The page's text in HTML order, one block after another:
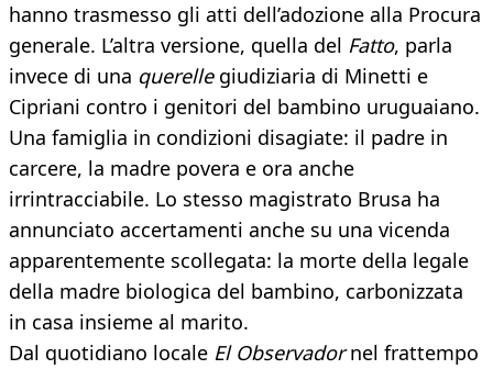
hanno trasmesso gli atti dell’adozione alla Procura
generale. L’altra versione, quella del Fatto, parla
invece di una querelle giudiziaria di Minetti e
Cipriani contro i genitori del bambino uruguaiano.
Una famiglia in condizioni disagiate: il padre in
carcere, la madre povera e ora anche
irrintracciabile. Lo stesso magistrato Brusa ha
annunciato accertamenti anche su una vicenda
apparentemente scollegata: la morte della legale
della madre biologica del bambino, carbonizzata
in casa insieme al marito.
Dal quotidiano locale El Observadornel frattempo